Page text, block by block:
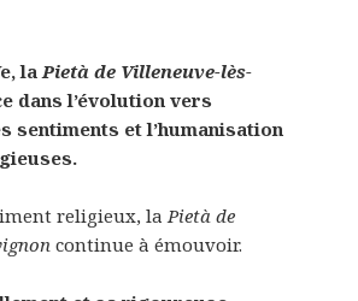
laPietà de Villeneuve-lès-
dans l’évolution vers
sentiments et l’humanisation
religieux, laPietà de
continue à émouvoir.